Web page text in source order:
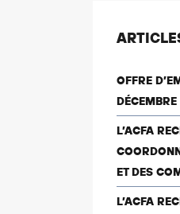
OFFRE
L’ACFA
ET DES
L’ACFA